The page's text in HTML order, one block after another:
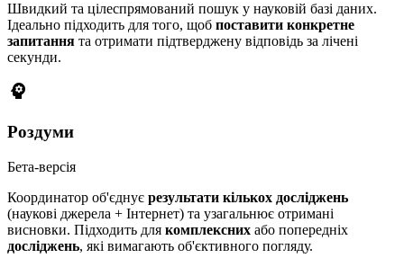
Швидкий та цілеспрямований пошук у науковій базі даних.
Ідеально підходить для того, щоб поставити конкретне
запитання та отримати підтверджену відповідь за лічені
секунди.
psychology
Роздуми
Бета-версія
Координатор об'єднує результати кількох досліджень
(наукові джерела + Інтернет) та узагальнює отримані
висновки. Підходить для комплексних або попередніх
досліджень, які вимагають об'єктивного погляду.